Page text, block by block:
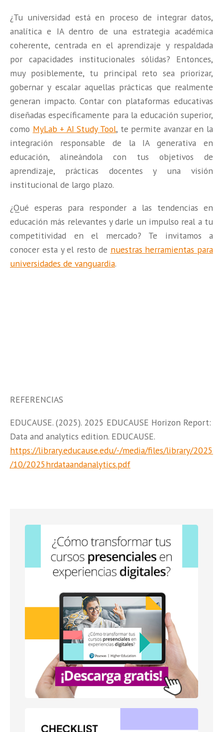
¿Tu universidad está en proceso de integrar datos,
analítica e IA dentro de una estrategia académica
coherente, centrada en el aprendizaje y respaldada
por capacidades institucionales sólidas? Entonces,
muy posiblemente, tu principal reto sea priorizar,
gobernar y escalar aquellas prácticas que realmente
generan impacto. Contar con plataformas educativas
diseñadas específicamente para la educación superior,
como MyLab + AI Study Tool, te permite avanzar en la
integración responsable de la IA generativa en
educación, alineándola con tus objetivos de
aprendizaje, prácticas docentes y una visión
institucional de largo plazo.
¿Qué esperas para responder a las tendencias en
educación más relevantes y darle un impulso real a tu
competitividad en el mercado? Te invitamos a
conocer esta y el resto de nuestras herramientas para
universidades de vanguardia.
REFERENCIAS
EDUCAUSE. (2025). 2025 EDUCAUSE Horizon Report:
Data and analytics edition. EDUCAUSE.
https://library.educause.edu/-/media/files/library/2025
/10/2025hrdataandanalytics.pdf